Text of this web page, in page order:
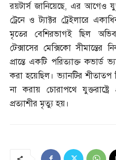
রয়টার্স জানিয়েছে, এর আগেও
ট্রেনে ও ট্যাক্টর ট্রেইলারে
মৃতের বেশিরভাগই ছিল
টেক্সাসের মেক্সিকো সীমান্তের
প্রান্তে একটি পরিত্যাক্ত কভার্ড
করা হয়েছিল। ভ্যানটির শীতাতপ
না করায় চোরাপথে
প্রত্যাশীর মৃত্যু হয়।